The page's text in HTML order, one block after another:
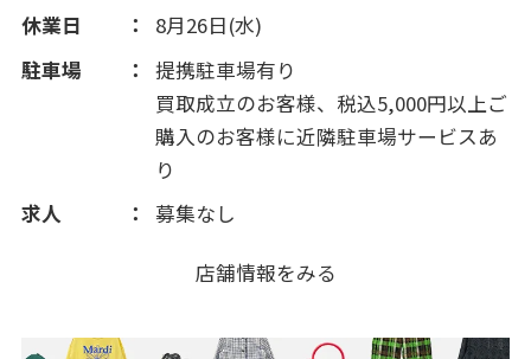
2012(105)
休業日
8月26日(水)
駐車場
提携駐車場有り
買取成立のお客様、税込5,000円以上ご
購入のお客様に近隣駐車場サービスあ
り
求人
募集なし
店舗情報をみる